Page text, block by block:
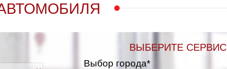
ВЫБЕРИТЕ СЕРВИС
Выбор города*